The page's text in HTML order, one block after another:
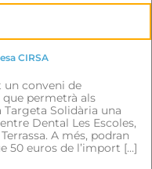
CIRSA
un conveni de
que permetrà als
Solidària una
Dental Les Escoles,
A més, podran
50 euros de l’import […]